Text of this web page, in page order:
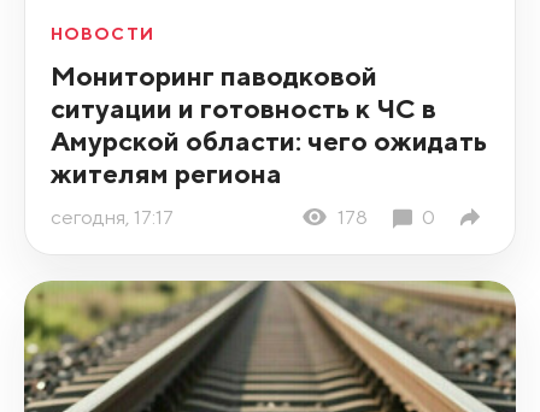
НОВОСТИ
Мониторинг паводковой
ситуации и готовность к ЧС в
Амурской области: чего ожидать
жителям региона
сегодня, 17:17 178 0